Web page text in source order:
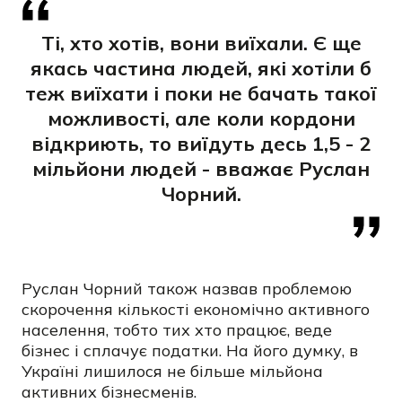
Ті, хто хотів, вони виїхали. Є ще
якась частина людей, які хотіли б
теж виїхати і поки не бачать такої
можливості, але коли кордони
відкриють, то виїдуть десь 1,5 - 2
мільйони людей - вважає Руслан
Чорний.
Руслан Чорний також назвав проблемою
скорочення кількості економічно активного
населення, тобто тих хто працює, веде
бізнес і сплачує податки. На його думку, в
Україні лишилося не більше мільйона
активних бізнесменів.